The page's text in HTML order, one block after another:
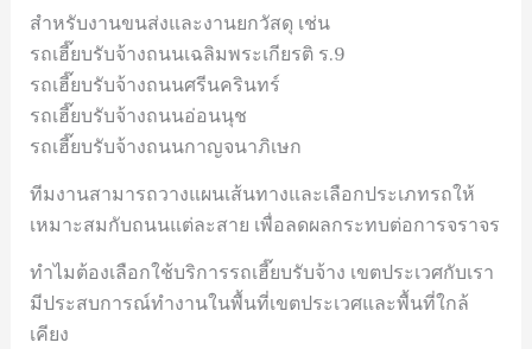
สำหรับงานขนส่งและงานยกวัสดุ เช่น
รถเฮี๊ยบรับจ้างถนนเฉลิมพระเกียรติ ร.9
รถเฮี๊ยบรับจ้างถนนศรีนครินทร์
รถเฮี๊ยบรับจ้างถนนอ่อนนุช
รถเฮี๊ยบรับจ้างถนนกาญจนาภิเษก
ทีมงานสามารถวางแผนเส้นทางและเลือกประเภทรถให้
เหมาะสมกับถนนแต่ละสาย เพื่อลดผลกระทบต่อการจราจร
ทำไมต้องเลือกใช้บริการรถเฮี๊ยบรับจ้าง เขตประเวศกับเรา
มีประสบการณ์ทำงานในพื้นที่เขตประเวศและพื้นที่ใกล้
เคียง